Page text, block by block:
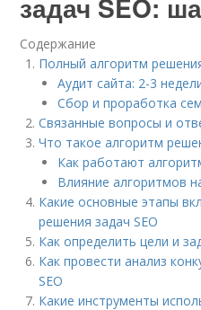
задач SEO:
Содержание
Полный алгоритм
Аудит сайта: 2-3
Сбор и проработка
Связанные вопросы и
Что такое алгоритм
Как работают
Влияние алгоритмов
Какие основные этапы
решения задач SEO
Как определить цели и
Как провести анализ
SEO
Какие инструменты